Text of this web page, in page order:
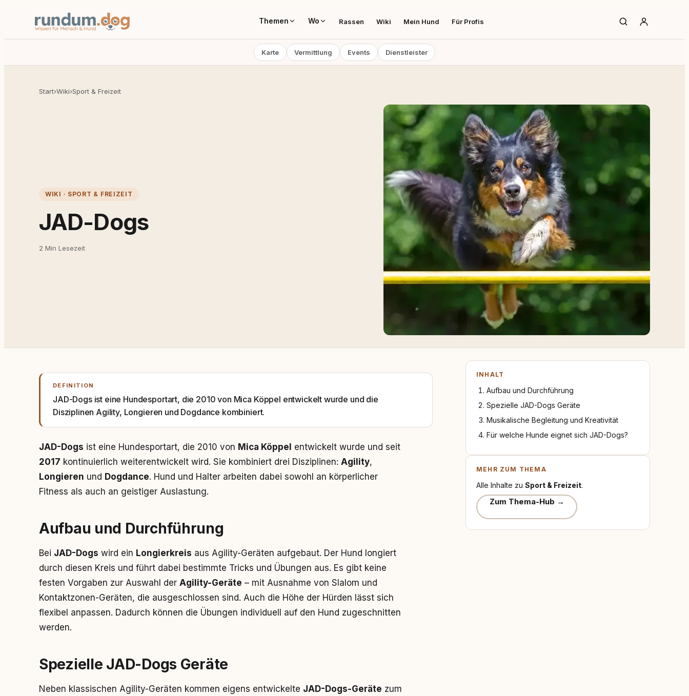
Themen Wo Rassen Wiki Mein Hund Für Profis
Karte Vermittlung Events Dienstleister
Start›Wiki›Sport & Freizeit
WIKI · SPORT & FREIZEIT
JAD-Dogs
2 Min Lesezeit
DEFINITION
JAD-Dogs ist eine Hundesportart, die 2010 von Mica Köppel entwickelt wurde und die
Disziplinen Agility, Longieren und Dogdance kombiniert.
JAD-Dogs ist eine Hundesportart, die 2010 von Mica Köppel entwickelt wurde und seit
2017 kontinuierlich weiterentwickelt wird. Sie kombiniert drei Disziplinen: Agility,
Longieren und Dogdance. Hund und Halter arbeiten dabei sowohl an körperlicher
Fitness als auch an geistiger Auslastung.
Aufbau und Durchführung
Bei JAD-Dogs wird ein Longierkreis aus Agility-Geräten aufgebaut. Der Hund longiert
durch diesen Kreis und führt dabei bestimmte Tricks und Übungen aus. Es gibt keine
festen Vorgaben zur Auswahl der Agility-Geräte – mit Ausnahme von Slalom und
Kontaktzonen-Geräten, die ausgeschlossen sind. Auch die Höhe der Hürden lässt sich
flexibel anpassen. Dadurch können die Übungen individuell auf den Hund zugeschnitten
werden.
Spezielle JAD-Dogs Geräte
Neben klassischen Agility-Geräten kommen eigens entwickelte JAD-Dogs-Geräte zum
INHALT
Aufbau und Durchführung
Spezielle JAD-Dogs Geräte
Musikalische Begleitung und Kreativität
Für welche Hunde eignet sich JAD-Dogs?
MEHR ZUM THEMA
Alle Inhalte zu Sport & Freizeit.
Zum Thema-Hub →